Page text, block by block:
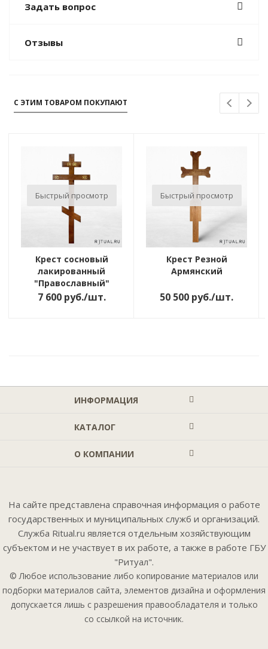
Задать вопрос
Отзывы
С ЭТИМ ТОВАРОМ ПОКУПАЮТ
Быстрый просмотр
Крест сосновый
лакированный
"Православный"
7 600руб./шт.
Быстрый просмотр
Крест Резной
Армянский
50 500 руб./шт.
ИНФОРМАЦИЯ
КАТАЛОГ
О КОМПАНИИ
На сайте представлена справочная информация о работе
государственных и муниципальных служб и организаций.
Служба Ritual.ru является отдельным хозяйствующим
субъектом и не участвует в их работе, а также в работе ГБУ
"Ритуал".
© Любое использование либо копирование материалов или
подборки материалов сайта, элементов дизайна и оформления
допускается лишь с разрешения правообладателя и только
со ссылкой на источник.